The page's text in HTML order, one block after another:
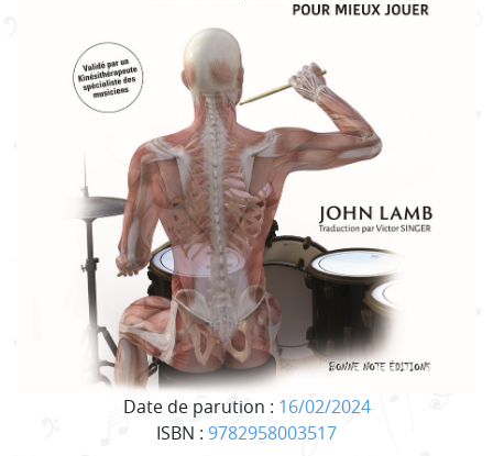
Date de parution : 16/02/2024
ISBN : 9782958003517